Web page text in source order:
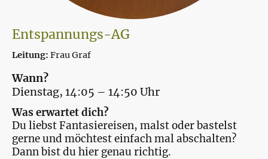
Entspannungs-AG
Leitung: Frau Graf
Wann?
Dienstag, 14:05 – 14:50 Uhr
Was erwartet dich?
Du liebst Fantasiereisen, malst oder bastelst
gerne und möchtest einfach mal abschalten?
Dann bist du hier genau richtig.